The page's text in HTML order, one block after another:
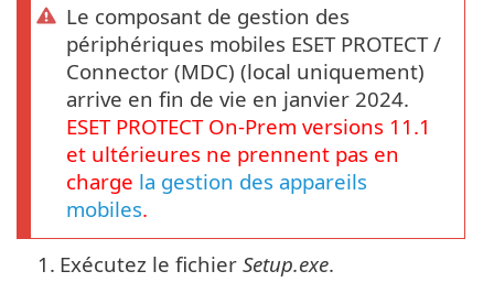
Le composant de gestion des
périphériques mobiles ESET PROTECT /
Connector (MDC) (local uniquement)
arrive en fin de vie en janvier 2024.
ESET PROTECT On-Prem versions 11.1
et ultérieures ne prennent pas en
charge la gestion des appareils
mobiles.
1. Exécutez le fichier Setup.exe.